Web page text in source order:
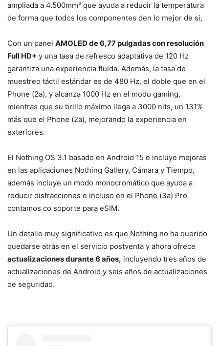
ampliada a 4.500mm² que ayuda a reducir la temperatura
de forma que todos los componentes den lo mejor de si,
Con un panel AMOLED de 6,77 pulgadas con resolución
Full HD+ y una tasa de refresco adaptativa de 120 Hz
garantiza una experiencia fluida. Además, la tasa de
muestreo táctil estándar es de 480 Hz, el doble que en el
Phone (2a), y alcanza 1000 Hz en el modo gaming,
mientras que su brillo máximo llega a 3000 nits, un 131%
más que el Phone (2a), mejorando la experiencia en
exteriores.
El Nothing OS 3.1 basado en Android 15 e incluye mejoras
en las aplicaciones Nothing Gallery, Cámara y Tiempo,
además incluye un modo monocromático que ayuda a
reducir distracciones e incluso en el Phone (3a) Pro
contamos co soporte para eSIM.
Un detalle muy significativo es que Nothing no ha querido
quedarse atrás en el servicio postventa y ahora ofrece
actualizaciones durante 6 años, incluyendo tres años de
actualizaciones de Android y seis años de actualizaciones
de seguridad.